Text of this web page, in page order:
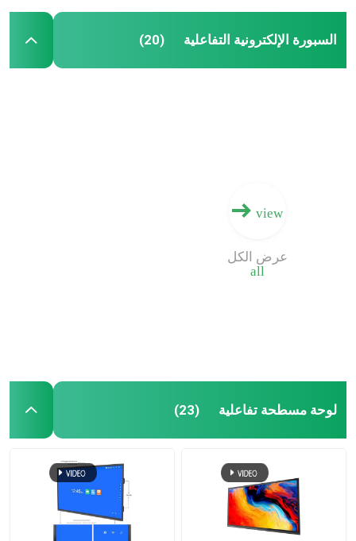
السبورة الإلكترونية التفاعلية (20)
view
all
عرض الكل
لوحة مسطحة تفاعلية (23)